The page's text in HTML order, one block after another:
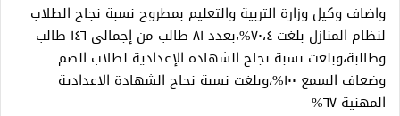
واضاف وكيل وزارة التربية والتعليم بمطروح نسبة نجاح الطلاب
لنظام المنازل بلغت ٧٠،٤%،بعدد ٨١ طالب من إجمالي ١٤٦ طالب
وطالبة،وبلغت نسبة نجاح الشهادة الإعدادية لطلاب الصم
وضعاف السمع ١٠٠%،وبلغت نسبة نجاح الشهادة الاعدادية
المهنية ٦٧%